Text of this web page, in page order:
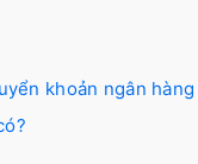
khoản ngân hàng